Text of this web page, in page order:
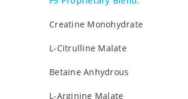
Creatine Monohydrate
L-Citrulline Malate
Betaine Anhydrous
L-Arginine Malate